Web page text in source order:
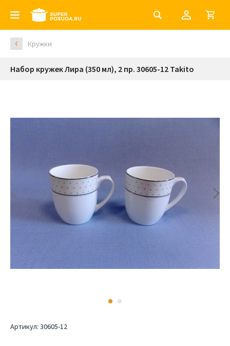
Кружки
Набор кружек Лира (350 мл), 2 пр. 30605-12 Takito
Артикул: 30605-12